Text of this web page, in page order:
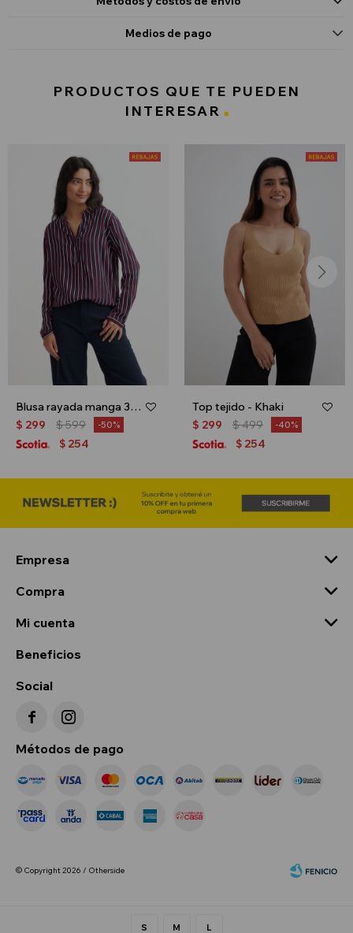
S M L
Medios de pago
PRODUCTOS QUE TE PUEDEN
INTERESAR
Blusa rayada manga 3/4 - Azul marino
$ 299 $599 50
$ 254
Top tejido - Khaki
$ 299 $499 40
$ 254
Empresa
Compra
Mi cuenta
Beneficios
Social
 
Métodos de pago
© Copyright 2026 / Otherside